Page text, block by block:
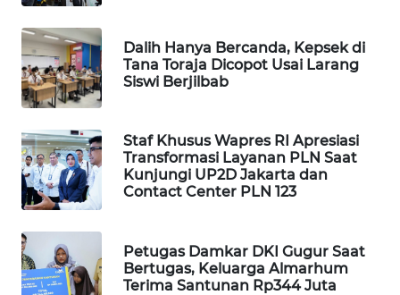
Dalih Hanya Bercanda, Kepsek di
Tana Toraja Dicopot Usai Larang
Siswi Berjilbab
Staf Khusus Wapres RI Apresiasi
Transformasi Layanan PLN Saat
Kunjungi UP2D Jakarta dan
Contact Center PLN 123
Petugas Damkar DKI Gugur Saat
Bertugas, Keluarga Almarhum
Terima Santunan Rp344 Juta
TV
WAHANANEWS
ID
CO ID
WAHANANEWS
NET
WAHANA
SPORT